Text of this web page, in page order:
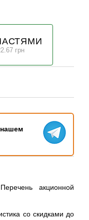
грн
нашем
акционной
со скидками до